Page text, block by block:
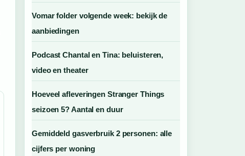
Vomar folder volgende week: bekijk de
aanbiedingen
Podcast Chantal en Tina: beluisteren,
video en theater
Hoeveel afleveringen Stranger Things
seizoen 5? Aantal en duur
Gemiddeld gasverbruik 2 personen: alle
cijfers per woning